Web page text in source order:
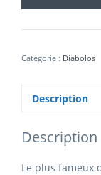
Catégorie : Diabolos
Description
Description
Le plus fameux